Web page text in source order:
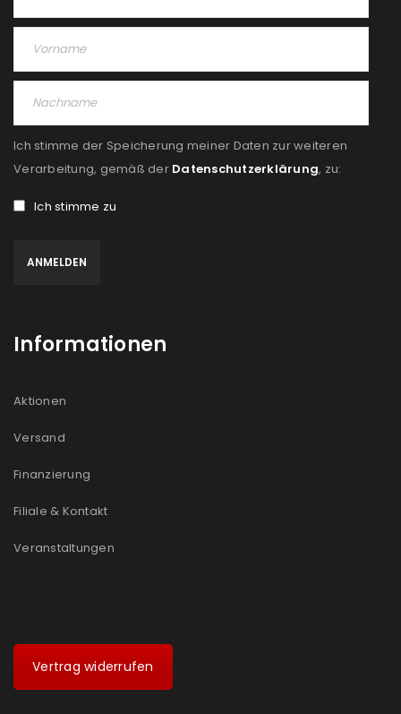
Ich stimme der Speicherung meiner Daten zur weiteren
Verarbeitung, gemäß der Datenschutzerklärung, zu:
Ich stimme zu
Informationen
Aktionen
Versand
Finanzierung
Filiale & Kontakt
Veranstaltungen
Vertrag widerrufen